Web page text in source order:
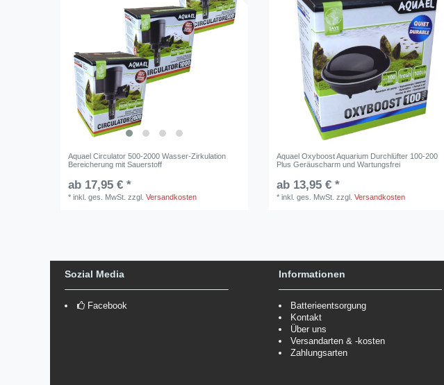
Aquael Circulator 500-2000 Wasser-Zirkulation
Bereicherung mit Sauerstoff
ab 17,95 € *
*inkl. ges. MwSt. zzgl.Versandkosten
Aquael Oxyboost Aquarium Durchlüfter 100-200
Plus Geräuscharm und Wartungsfrei
ab 13,95 € *
*inkl. ges. MwSt. zzgl.Versandkosten
Sozial Media
Facebook
Informationen
Batterieentsorgung
Kontakt
Über uns
Versandarten & -kosten
Zahlungsarten